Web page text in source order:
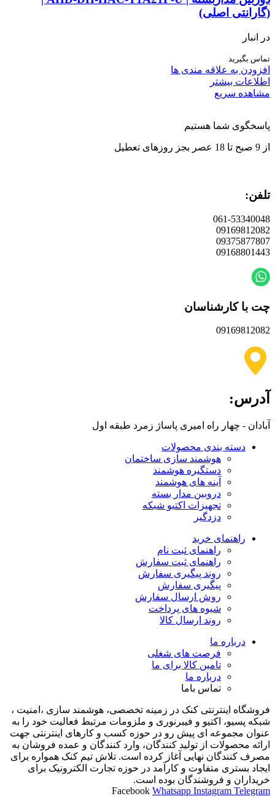
(گارانتی اصلی)
در انبار
تماس بگیرید
افزودن به علاقه مندی ها
اطلاعات بیشتر
مشاهده سریع
پاسخگوی شما هستیم
از 9 صبح تا 18 عصر بجز روزهای تعطیل
تلفن:
061-53340048
09169812082
09375877807
09168801443
چت با کارشناسان
09169812082
آدرس:
آبادان - چهار راه امیری پاساژ زمرد طبقه اول
دسته بندی محصولات
هوشمند سازی ساختمان
دستگیره هوشمند
آینه های هوشمند
دروبین مدار بسته
تجهیزات اکتیو شبکه
دزدگیر
راهنمای خرید
راهنمای ثبت نام
راهنمای ثبت سفارش
روند پیگیری سفارش
پیگیری سفارش
روش ارسال سفارش
شیوه های پرداخت
روند ارسال کالا
درباره ما
فرصت های شغلی
تامین کالا برای ما
درباره ما
تماس باما
فروشگاه اینترنتی کنک در زمینه تخصصی، هوشمند سازی ،امنیت ،
شبکه پسیو، اکتیو و فیبرنوری و ملزومات مرتبط فعالیت خود را به
عنوان مجموعه ای پیش رو در حوزه کسب و کارهای اینترنتی جهت
ارائه محصولات از تولید کنندگان، وارد کنندگان و عمده فروشان به
مصرف کنندگان نهایی آغاز کرده است. تلاش تیم کنک همواره برای
ایجاد بستری متفاوت و کارآمد در حوزه تجارت الکترونیک برای
خریداران و فروشندگان بوده است.
Facebook Whatsapp Instagram Telegram